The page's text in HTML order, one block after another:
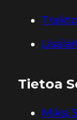
Tietoa
Miksi